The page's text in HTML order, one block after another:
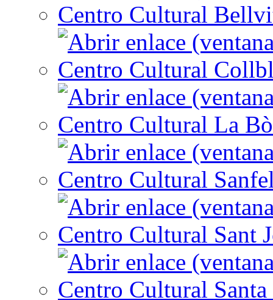
Centro Cultural
Centro Cultural
Centro Cultural La
Centro Cultural
Centro Cultural Sant
Centro Cultural